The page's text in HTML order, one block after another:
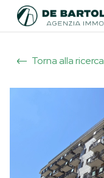
Torna alla ricerca